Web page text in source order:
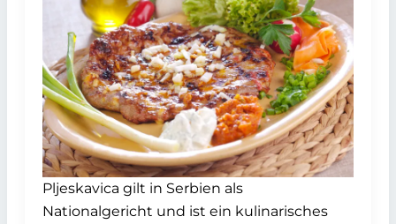
Pljeskavica gilt in Serbien als
Nationalgericht und ist ein kulinarisches